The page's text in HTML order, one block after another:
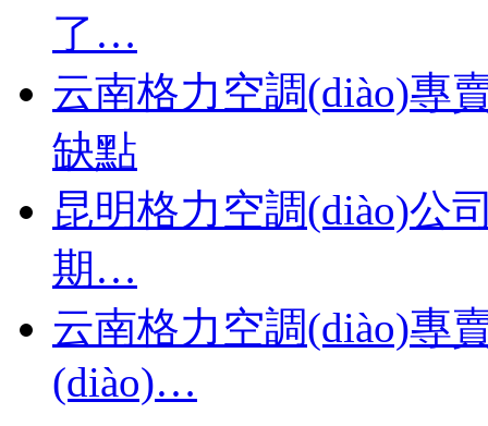
了…
云南格力空調(diào)專
缺點
昆明格力空調(diào)公
期…
云南格力空調(diào)專
(diào)…